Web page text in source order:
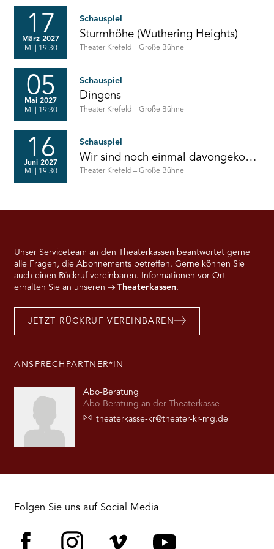
Fassung
Ulrich
Blumenbach
Uraufführung
17
März 2027
MI
| 19:30
Schauspiel
Sturmhöhe (Wuthering Heights)
Von
Theater Krefeld – Große Bühne
05
Mai 2027
MI
| 19:30
Schauspiel
Dingens
Von
//
aus
dem
von
Theater Krefeld – Große Bühne
16
Juni 2027
MI
| 19:30
Schauspiel
Wir sind noch einmal davongekommen
Von
Theater Krefeld – Große Bühne
Unser Serviceteam an den Theaterkassen beantwortet gerne
alle Fragen, die Abonnements betreffen. Gerne können Sie
auch einen Rückruf vereinbaren. Informationen vor Ort
erhalten Sie an unseren
Theaterkassen.
JETZT RÜCKRUF VEREINBAREN
ANSPRECHPARTNER*IN
Abo-Beratung
Abo-Beratung an der Theaterkasse
theaterkasse-kr@theater-kr-mg.de
Folgen Sie uns auf Social Media